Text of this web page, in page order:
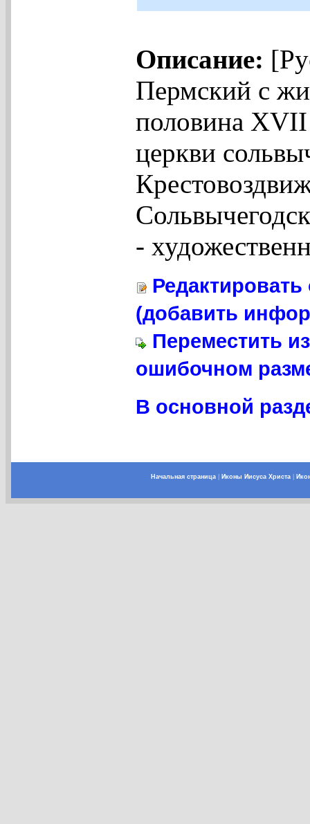
Описание:
Пермский с
половина
церкви
-
(добавить
Переместить
ошибочном
В основной
Начальная страница| Иконы Иисуса Христа|